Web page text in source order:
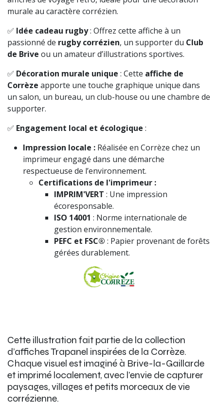
murale au caractère corrézien.
✅ Idée cadeau rugby: Offrez cette affiche à un
passionné de rugby corrézien, un supporter du Club
de Brive ou un amateur d’illustrations sportives.
✅ Décoration murale unique : Cette affiche de
Corrèze apporte une touche graphique unique dans
un salon, un bureau, un club-house ou une chambre de
supporter.
✅ Engagement local et écologique :
Impression locale : Réalisée en Corrèze chez un
imprimeur engagé dans une démarche
respectueuse de l’environnement.
Certifications de l'imprimeur :
IMPRIM'VERT : Une impression
écoresponsable.
ISO 14001 : Norme internationale de
gestion environnementale.
PEFC et FSC® : Papier provenant de forêts
gérées durablement.
Cette illustration fait partie de la collection
d’affiches Trapanel inspirées de la Corrèze.
Chaque visuel est imaginé à Brive-la-Gaillarde
et imprimé localement, avec l’envie de capturer
paysages, villages et petits morceaux de vie
corrézienne.